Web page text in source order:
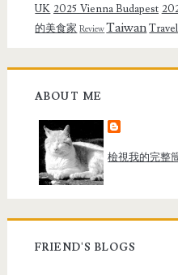
UK 2025 Vienna Budapest
的美食家 ReviewTaiwan
ABOUT ME
檢視我的完整
FRIEND'S BLOGS